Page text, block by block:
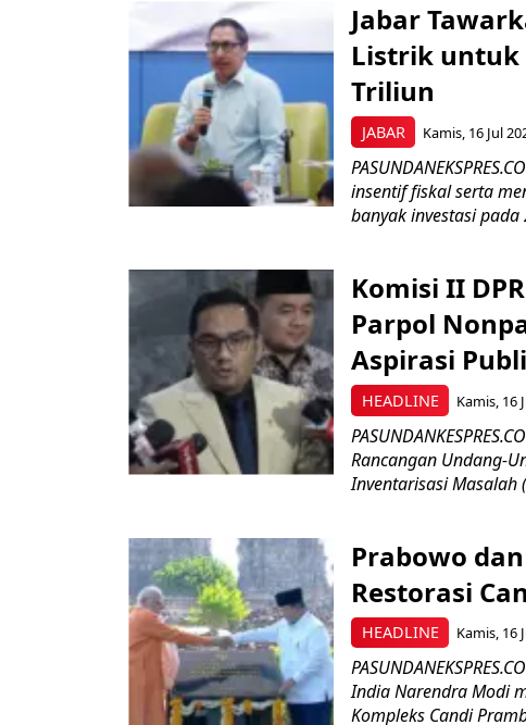
JABAR
Jabar
Listrik untuk
Triliun
Kamis, 16 Jul
insentif fiskal serta
banyak investasi pada
HEADLINE
Komisi II
Parpol
Aspirasi
Kamis, 16
Rancangan Undang-
Inventarisasi Masalah
HEADLINE
Prabowo
Restorasi
Kamis, 16
India Narendra Modi
Kompleks Candi